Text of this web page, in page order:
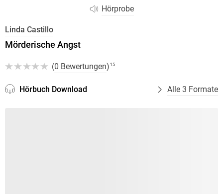
Hörprobe
Linda Castillo
Mörderische Angst
(0 Bewertungen) 15
Hörbuch Download Alle 3 Formate